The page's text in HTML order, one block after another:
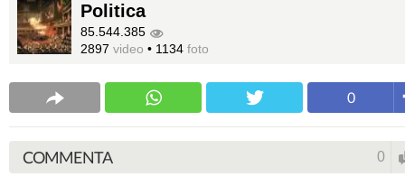
Politica
85.544.385
2897 video • 1134 foto
0
COMMENTA 0